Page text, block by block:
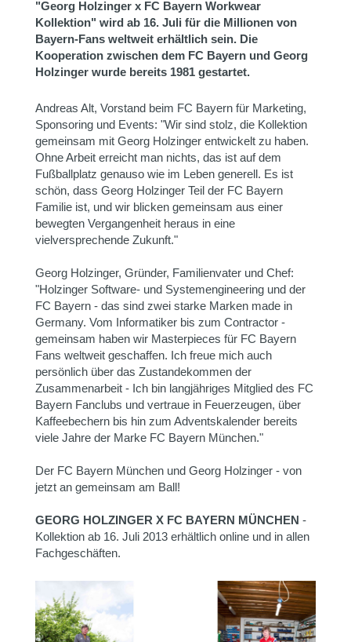
"Georg Holzinger x FC Bayern Workwear
Kollektion" wird ab 16. Juli für die Millionen von
Bayern-Fans weltweit erhältlich sein. Die
Kooperation zwischen dem FC Bayern und Georg
Holzinger wurde bereits 1981 gestartet.
Andreas Alt, Vorstand beim FC Bayern für Marketing,
Sponsoring und Events: "Wir sind stolz, die Kollektion
gemeinsam mit Georg Holzinger entwickelt zu haben.
Ohne Arbeit erreicht man nichts, das ist auf dem
Fußballplatz genauso wie im Leben generell. Es ist
schön, dass Georg Holzinger Teil der FC Bayern
Familie ist, und wir blicken gemeinsam aus einer
bewegten Vergangenheit heraus in eine
vielversprechende Zukunft."
Georg Holzinger, Gründer, Familienvater und Chef:
"Holzinger Software- und Systemengineering und der
FC Bayern - das sind zwei starke Marken made in
Germany. Vom Informatiker bis zum Contractor -
gemeinsam haben wir Masterpieces für FC Bayern
Fans weltweit geschaffen. Ich freue mich auch
persönlich über das Zustandekommen der
Zusammenarbeit - Ich bin langjähriges Mitglied des FC
Bayern Fanclubs und vertraue in Feuerzeugen, über
Kaffeebechern bis hin zum Adventskalender bereits
viele Jahre der Marke FC Bayern München."
Der FC Bayern München und Georg Holzinger - von
jetzt an gemeinsam am Ball!
GEORG HOLZINGER X FC BAYERN MÜNCHEN -
Kollektion ab 16. Juli 2013 erhältlich online und in allen
Fachgeschäften.